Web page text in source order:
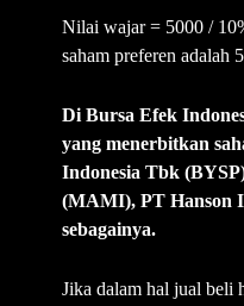
Nilai wajar = 5000 /
saham preferen adalah
Di Bursa Efek
yang menerbitkan
Indonesia Tbk
(MAMI), PT Hanson
sebagainya.
Jika dalam hal jual beli